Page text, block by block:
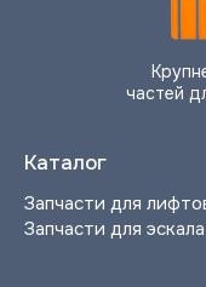
частей
Каталог
Запчасти для
Запчасти для